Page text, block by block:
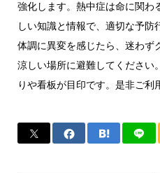
強化します。熱中症は命に関わ
しい知識と情報で、適切な予
体調に異変を感じたら、迷わず
涼しい場所に避難してください
りや看板が目印です。是非ご利